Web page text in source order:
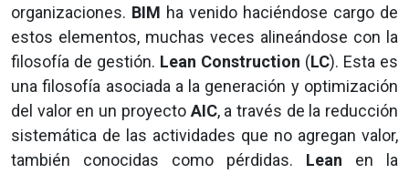
organizaciones. BIM ha venido haciéndose cargo de
estos elementos, muchas veces alineándose con la
filosofía de gestión. Lean Construction (LC). Esta es
una filosofía asociada a la generación y optimización
del valor en un proyecto AIC, a través de la reducción
sistemática de las actividades que no agregan valor,
también conocidas como pérdidas. Lean en la